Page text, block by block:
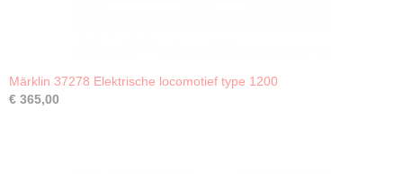
Märklin 37278 Elektrische locomotief type 1200
€ 365,00